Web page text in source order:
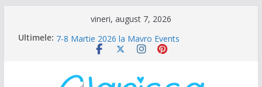
vineri, august 7, 2026
Ultimele: Petrecere de Ziua Femeii la La Nasu
7-8 Martie 2026 la Mavro Events
8 Martie la Zocalo Ballroom
Ziua Femeii se sarbatoreste La Teatru. La